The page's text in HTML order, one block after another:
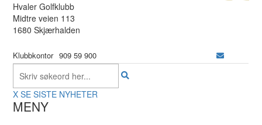
Hvaler Golfklubb
Midtre veien 113
1680 Skjærhalden
Klubbkontor 909 59 900
X SE SISTE NYHETER
MENY